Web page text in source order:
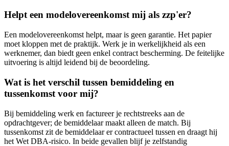
Helpt een modelovereenkomst mij als zzp'er?
Een modelovereenkomst helpt, maar is geen garantie. Het papier
moet kloppen met de praktijk. Werk je in werkelijkheid als een
werknemer, dan biedt geen enkel contract bescherming. De feitelijke
uitvoering is altijd leidend bij de beoordeling.
Wat is het verschil tussen bemiddeling en
tussenkomst voor mij?
Bij bemiddeling werk en factureer je rechtstreeks aan de
opdrachtgever; de bemiddelaar maakt alleen de match. Bij
tussenkomst zit de bemiddelaar er contractueel tussen en draagt hij
het Wet DBA-risico. In beide gevallen blijf je zelfstandig